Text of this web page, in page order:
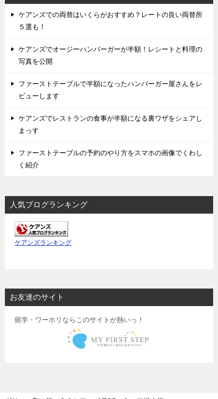
ケアンズでの両替はいくらがおすすめ？レートの良い両替所
５選も！
ケアンズでオージーハンバーガーが半額！レシートと料理の
写真を公開
ファーストテーブルで半額になったハンバーガー屋さんをレ
ビューします
ケアンズでレストランの食事が半額になる裏ワザをシェアし
まっす
ファーストテーブルの予約のやり方をスマホの画像でくわし
く紹介
人気ブログランキング
ケアンズランキング
お友達のサイト
留学・ワーホリならこのサイトが熱いっ！